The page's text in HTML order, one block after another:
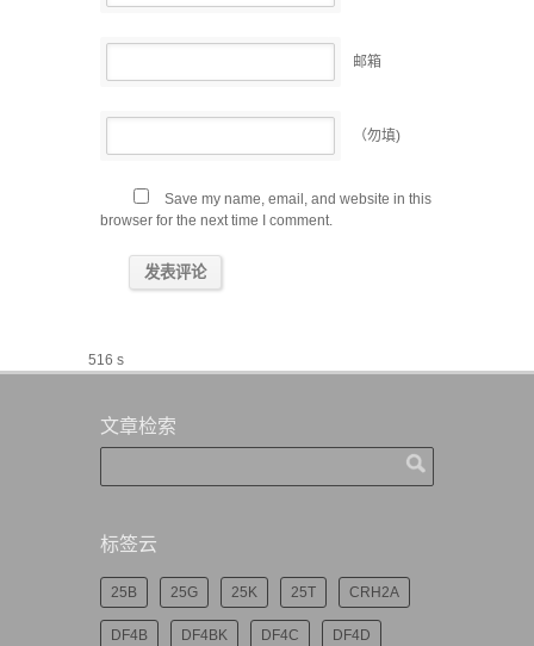
邮箱
（勿填)
Save my name, email, and website in this
browser for the next time I comment.
516 s
文章检索
标签云
25B 25G 25K 25T CRH2A
DF4B DF4BK DF4C DF4D